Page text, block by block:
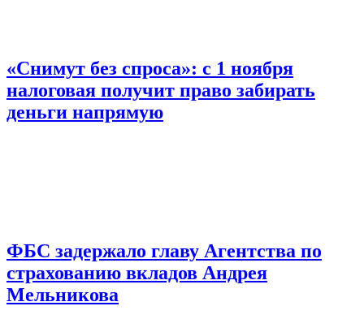
«Снимут без спроса»: с 1 ноября
налоговая получит право забирать
деньги напрямую
ФБС задержало главу Агентства по
страхованию вкладов Андрея
Мельникова